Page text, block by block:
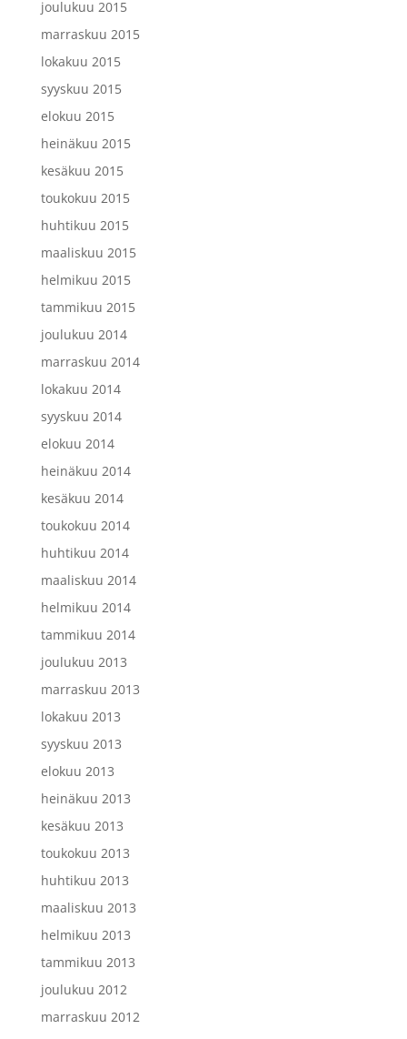
joulukuu 2015
marraskuu 2015
lokakuu 2015
syyskuu 2015
elokuu 2015
heinäkuu 2015
kesäkuu 2015
toukokuu 2015
huhtikuu 2015
maaliskuu 2015
helmikuu 2015
tammikuu 2015
joulukuu 2014
marraskuu 2014
lokakuu 2014
syyskuu 2014
elokuu 2014
heinäkuu 2014
kesäkuu 2014
toukokuu 2014
huhtikuu 2014
maaliskuu 2014
helmikuu 2014
tammikuu 2014
joulukuu 2013
marraskuu 2013
lokakuu 2013
syyskuu 2013
elokuu 2013
heinäkuu 2013
kesäkuu 2013
toukokuu 2013
huhtikuu 2013
maaliskuu 2013
helmikuu 2013
tammikuu 2013
joulukuu 2012
marraskuu 2012